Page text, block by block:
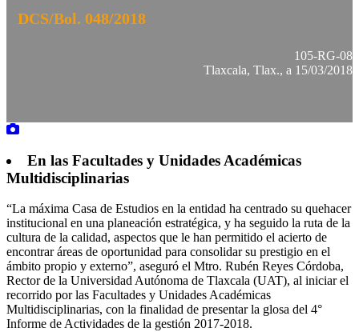
DCS/Bol. 048/2018
105-RG-08
Tlaxcala, Tlax., a 15/03/2018
En las Facultades y Unidades Académicas
Multidisciplinarias
“La máxima Casa de Estudios en la entidad ha centrado su quehacer
institucional en una planeación estratégica, y ha seguido la ruta de la
cultura de la calidad, aspectos que le han permitido el acierto de
encontrar áreas de oportunidad para consolidar su prestigio en el
ámbito propio y externo”, aseguró el Mtro. Rubén Reyes Córdoba,
Rector de la Universidad Autónoma de Tlaxcala (UAT), al iniciar el
recorrido por las Facultades y Unidades Académicas
Multidisciplinarias, con la finalidad de presentar la glosa del 4°
Informe de Actividades de la gestión 2017-2018.